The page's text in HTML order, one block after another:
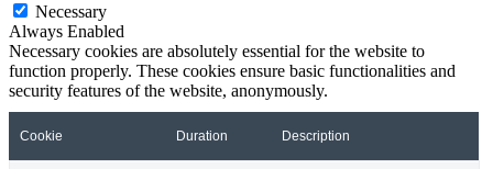
Necessary
Always Enabled
Necessary cookies are absolutely essential for the website to
function properly. These cookies ensure basic functionalities and
security features of the website, anonymously.
Cookie Duration Description